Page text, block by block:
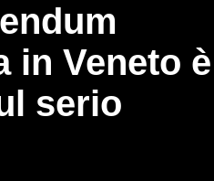
in Veneto è
serio